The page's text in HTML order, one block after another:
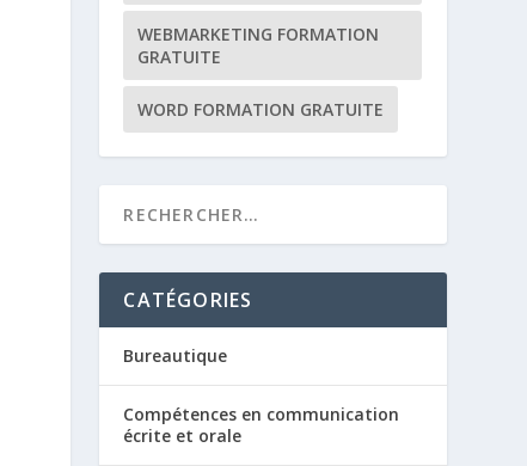
WEBMARKETING FORMATION
GRATUITE
WORD FORMATION GRATUITE
CATÉGORIES
Bureautique
Compétences en communication
écrite et orale